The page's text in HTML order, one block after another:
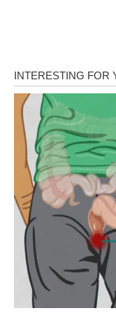
spreman da ideš
mir. A za Raka, to
Unutrašnje
srce
Najvažnije čudo
sedmice dešava se
kojem prestaješ da
bojiš novog
već tvoja najveća
Osetićeš kako se
su bolela gube
ponovo da se
Sudbina ti poručuje